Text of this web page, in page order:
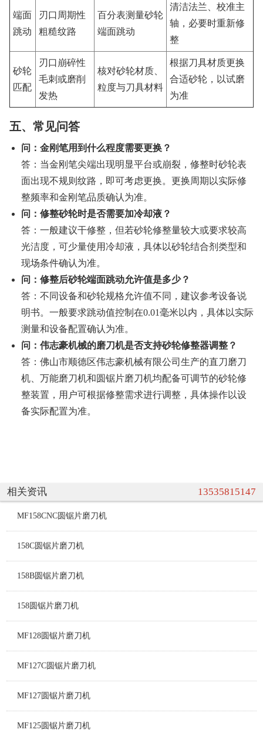
端面
跳动
刃口周期性
粗糙纹路
百分表测量砂轮
端面跳动
清洁法兰、校准主
轴，必要时重新修
整
砂轮
匹配
刃口崩碎性
毛刺或磨削
发热
核对砂轮材质、
粒度与刀具材料
根据刀具材质更换
合适砂轮，以试磨
为准
五、常见问答
问：金刚笔用到什么程度需要更换？
答：当金刚笔尖端出现明显平台或崩裂，修整时砂轮表
面出现不规则纹路，即可考虑更换。更换周期以实际修
整频率和金刚笔品质确认为准。
问：修整砂轮时是否需要加冷却液？
答：一般建议干修整，但若砂轮修整量较大或要求较高
光洁度，可少量使用冷却液，具体以砂轮结合剂类型和
现场条件确认为准。
问：修整后砂轮端面跳动允许值是多少？
答：不同设备和砂轮规格允许值不同，建议参考设备说
明书。一般要求跳动值控制在0.01毫米以内，具体以实际
测量和设备配置确认为准。
问：伟志豪机械的磨刀机是否支持砂轮修整器调整？
答：佛山市顺德区伟志豪机械有限公司生产的直刀磨刀
机、万能磨刀机和圆锯片磨刀机均配备可调节的砂轮修
整装置，用户可根据修整需求进行调整，具体操作以设
备实际配置为准。
相关资讯 13535815147
MF158CNC圆锯片磨刀机
158C圆锯片磨刀机
158B圆锯片磨刀机
158圆锯片磨刀机
MF128圆锯片磨刀机
MF127C圆锯片磨刀机
MF127圆锯片磨刀机
MF125圆锯片磨刀机